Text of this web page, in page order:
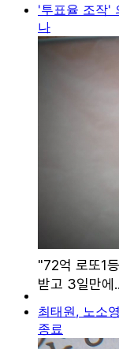
'투표율 조작'
나
최태원, 노소
종료